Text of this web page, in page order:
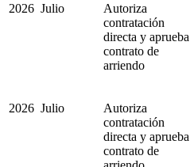
2026 Julio
Autoriza
contratación
directa y aprueba
contrato de
arriendo
2026 Julio
Autoriza
contratación
directa y aprueba
contrato de